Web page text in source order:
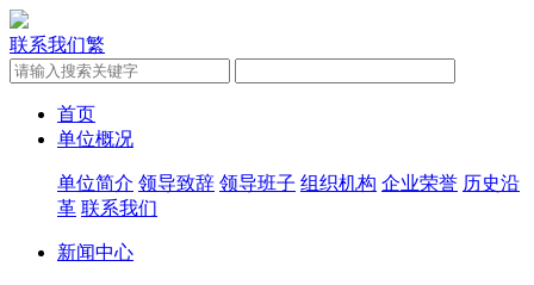
联系我们繁
首页
单位概况
单位简介 领导致辞 领导班子 组织机构 企业荣誉 历史沿
革 联系我们
新闻中心